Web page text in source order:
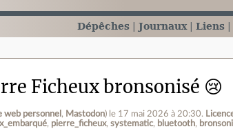
Dépêches Journaux Liens
Ficheux bronsonisé 😢
web personnel , Mastodon) le 17 mai 2026 à 20:30.
pierre_ficheux systematic bluetooth